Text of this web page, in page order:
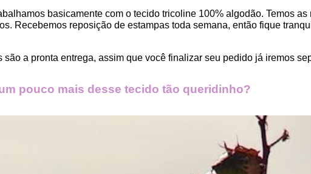
basicamente com o tecido tricoline 100% algodão. Temos
Recebemos reposição de estampas toda semana, então fique
são a pronta entrega, assim que você finalizar seu pedido já iremos
pouco mais desse tecido tão queridinho?